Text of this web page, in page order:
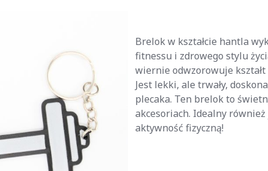
Brelok w kształcie hantla
fitnessu i zdrowego stylu
wiernie odwzorowuje kształt
Jest lekki, ale trwały,
plecaka. Ten brelok to
akcesoriach. Idealny
aktywność fizyczną!